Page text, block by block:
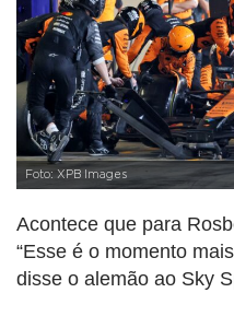
Foto: XPB Images
Acontece que para
“Esse é o momento
disse o alemão ao Sky